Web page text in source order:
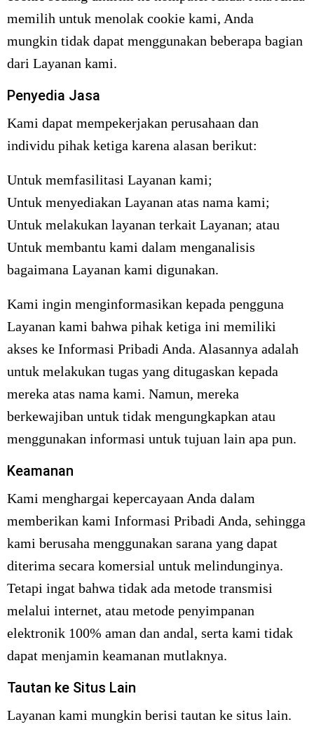
memilih untuk menolak cookie kami, Anda
mungkin tidak dapat menggunakan beberapa bagian
dari Layanan kami.
Penyedia Jasa
Kami dapat mempekerjakan perusahaan dan
individu pihak ketiga karena alasan berikut:
Untuk memfasilitasi Layanan kami;
Untuk menyediakan Layanan atas nama kami;
Untuk melakukan layanan terkait Layanan; atau
Untuk membantu kami dalam menganalisis
bagaimana Layanan kami digunakan.
Kami ingin menginformasikan kepada pengguna
Layanan kami bahwa pihak ketiga ini memiliki
akses ke Informasi Pribadi Anda. Alasannya adalah
untuk melakukan tugas yang ditugaskan kepada
mereka atas nama kami. Namun, mereka
berkewajiban untuk tidak mengungkapkan atau
menggunakan informasi untuk tujuan lain apa pun.
Keamanan
Kami menghargai kepercayaan Anda dalam
memberikan kami Informasi Pribadi Anda, sehingga
kami berusaha menggunakan sarana yang dapat
diterima secara komersial untuk melindunginya.
Tetapi ingat bahwa tidak ada metode transmisi
melalui internet, atau metode penyimpanan
elektronik 100% aman dan andal, serta kami tidak
dapat menjamin keamanan mutlaknya.
Tautan ke Situs Lain
Layanan kami mungkin berisi tautan ke situs lain.